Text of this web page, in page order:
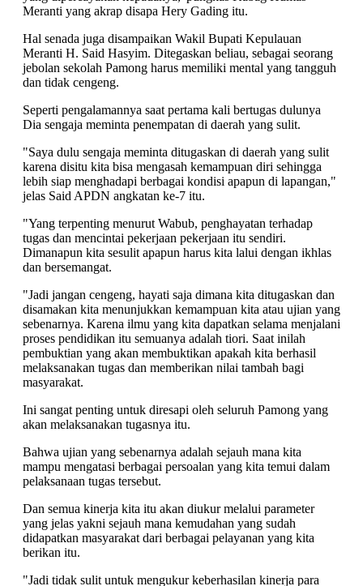
Meranti yang akrap disapa Hery Gading itu.
Hal senada juga disampaikan Wakil Bupati Kepulauan
Meranti H. Said Hasyim. Ditegaskan beliau, sebagai seorang
jebolan sekolah Pamong harus memiliki mental yang tangguh
dan tidak cengeng.
Seperti pengalamannya saat pertama kali bertugas dulunya
Dia sengaja meminta penempatan di daerah yang sulit.
"Saya dulu sengaja meminta ditugaskan di daerah yang sulit
karena disitu kita bisa mengasah kemampuan diri sehingga
lebih siap menghadapi berbagai kondisi apapun di lapangan,"
jelas Said APDN angkatan ke-7 itu.
"Yang terpenting menurut Wabub, penghayatan terhadap
tugas dan mencintai pekerjaan pekerjaan itu sendiri.
Dimanapun kita sesulit apapun harus kita lalui dengan ikhlas
dan bersemangat.
"Jadi jangan cengeng, hayati saja dimana kita ditugaskan dan
disamakan kita menunjukkan kemampuan kita atau ujian yang
sebenarnya. Karena ilmu yang kita dapatkan selama menjalani
proses pendidikan itu semuanya adalah tiori. Saat inilah
pembuktian yang akan membuktikan apakah kita berhasil
melaksanakan tugas dan memberikan nilai tambah bagi
masyarakat.
Ini sangat penting untuk diresapi oleh seluruh Pamong yang
akan melaksanakan tugasnya itu.
Bahwa ujian yang sebenarnya adalah sejauh mana kita
mampu mengatasi berbagai persoalan yang kita temui dalam
pelaksanaan tugas tersebut.
Dan semua kinerja kita itu akan diukur melalui parameter
yang jelas yakni sejauh mana kemudahan yang sudah
didapatkan masyarakat dari berbagai pelayanan yang kita
berikan itu.
"Jadi tidak sulit untuk mengukur keberhasilan kinerja para